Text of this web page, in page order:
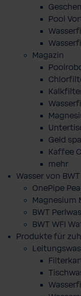
Pool
Magazin
Geld
Kaffee
mehr
Wasser von BWT
OnePipe
Magnesium
BWT
BWT WFI
Produkte für